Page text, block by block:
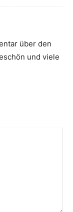
über den
und viele